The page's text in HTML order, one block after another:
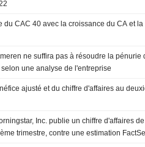
du CAC 40 avec la croissance du CA et
ne suffira pas à résoudre la pénurie
une analyse de l'entreprise
ajusté et du chiffre d'affaires au
Inc. publie un chiffre d'affaires
trimestre, contre une estimation